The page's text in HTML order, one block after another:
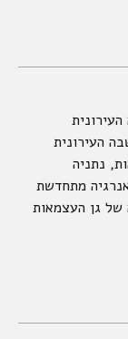
העירונית
נתניה
מתחדשת
של גן העצמאות